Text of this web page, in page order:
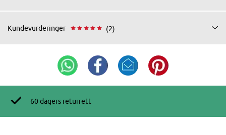
Kundevurderinger (2)
60 dagers returrett